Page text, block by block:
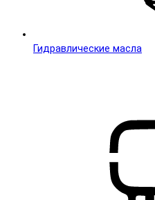
Гидравлические масла